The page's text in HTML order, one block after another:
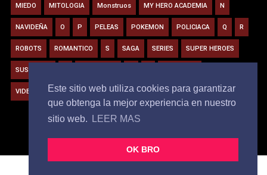
Este sitio web utiliza cookies para garantizar
que obtenga la mejor experiencia en nuestro
sitio web.
LEER MAS
OK BRO
MIEDO MITOLOGIA Monstruos MY HERO ACADEMIA N
NAVIDEÑA O P PELEAS POKEMON POLICIACA Q R
ROBOTS ROMANTICO S SAGA SERIES SUPER HEROES
SUSPENSO
VIDEOJUEGOS VIRUS W Y Z ZOMBIE